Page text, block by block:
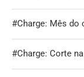
#Charge: Mês do
#Charge: Corte